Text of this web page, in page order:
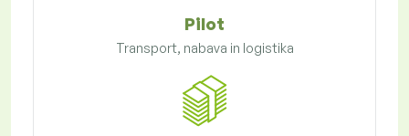
Pilot
Transport, nabava in logistika